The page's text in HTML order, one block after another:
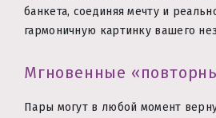
банкета, соединяя мечту и
гармоничную картинку вашего
Мгновенные
Пары могут в любой момент